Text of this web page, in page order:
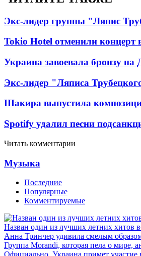
Экс-лидер группы "Ляпис
Tokio Hotel отменили концерт
Украина завоевала бронзу на
Экс-лидер "Ляписа
Шакира выпустила
Spotify удалил песни
Читать комментарии
Музыка
Последние
Популярные
Комментируемые
Назван один из лучших летних хитов
Анна Тринчер удивила смелым
Группа Morandi, которая пела о мире,